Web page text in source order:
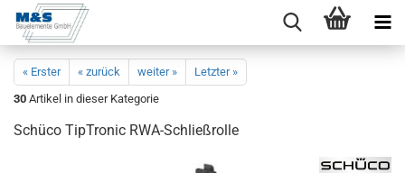
« Erster « zurück weiter »
Letzter »
30 Artikel in dieser Kategorie
Schü­co TipTro­nic RWA-​Schließrolle